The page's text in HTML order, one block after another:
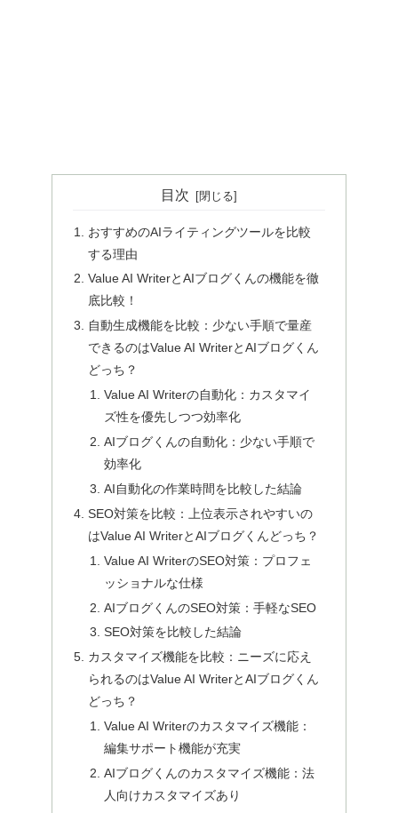
目次
おすすめのAIライティングツールを比較
する理由
Value AI WriterとAIブログくんの機能を徹
底比較！
自動生成機能を比較：少ない手順で量産
できるのはValue AI WriterとAIブログくん
どっち？
Value AI Writerの自動化：カスタマイ
ズ性を優先しつつ効率化
AIブログくんの自動化：少ない手順で
効率化
AI自動化の作業時間を比較した結論
SEO対策を比較：上位表示されやすいの
はValue AI WriterとAIブログくんどっち？
Value AI WriterのSEO対策：プロフェ
ッショナルな仕様
AIブログくんのSEO対策：手軽なSEO
SEO対策を比較した結論
カスタマイズ機能を比較：ニーズに応え
られるのはValue AI WriterとAIブログくん
どっち？
Value AI Writerのカスタマイズ機能：
編集サポート機能が充実
AIブログくんのカスタマイズ機能：法
人向けカスタマイズあり